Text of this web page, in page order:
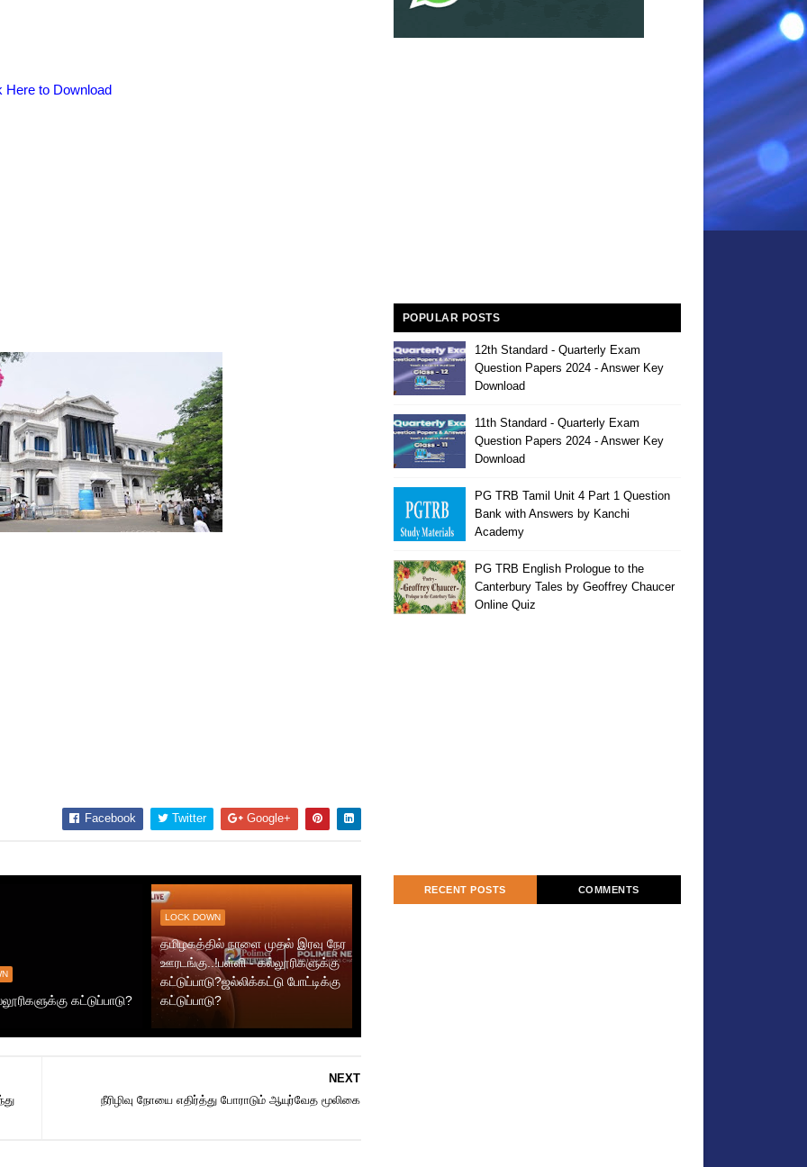
Here to Download
Facebook Twitter Google+
கட்டுப்பாடு?
LOCK DOWN
தமிழகத்தில் நாளை முதல் இரவு நேர
ஊரடங்கு..!பள்ளி - கல்லூரிகளுக்கு
கட்டுப்பாடு?ஜல்லிக்கட்டு போட்டிக்கு
கட்டுப்பாடு?
NEXT
நீரிழிவு நோயை எதிர்த்து போராடும் ஆயுர்வேத மூலிகை
POPULAR POSTS
12th Standard - Quarterly Exam
Question Papers 2024 - Answer Key
Download
11th Standard - Quarterly Exam
Question Papers 2024 - Answer Key
Download
PG TRB Tamil Unit 4 Part 1 Question
Bank with Answers by Kanchi
Academy
PG TRB English Prologue to the
Canterbury Tales by Geoffrey Chaucer
Online Quiz
RECENT POSTS COMMENTS